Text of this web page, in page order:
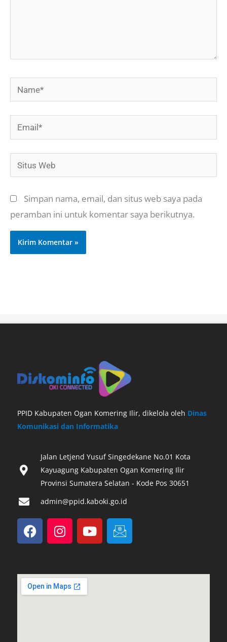
Name*
Email*
Situs
Web
Simpan nama, email, dan situs web saya pada
peramban ini untuk komentar saya berikutnya.
PPID Kabupaten Ogan Komering Ilir, dikelola oleh Dinas
Komunikasi dan Informatika
Jalan Letjend Yusuf Singedekane No.01 Kota
Kayuagung Kabupaten Ogan Komering Ilir
Provinsi Sumatera Selatan - Kode Pos 30651‎
admin@ppid.kaboki.go.id
F
a
c
b
o
o
I
n
s
a
g
r
Y
o
u
u
I
c
o
-